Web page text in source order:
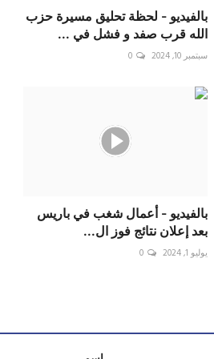
بالفيديو - ‏لحظة تحليق مسيرة حزب
الله قرب صفد و فشل في ...
سبتمبر 10, 2024 0
بالفيديو - أعمال ‎شغب في ‎باريس
بعد إعلان نتائج فوز ‎ال...
يوليو 1, 2024 0